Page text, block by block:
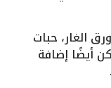
الغار، حبات
أيضًا إضافة